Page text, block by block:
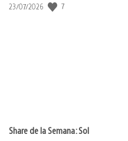
Fecha
23/07/2026 7
Share de la Semana: Sol